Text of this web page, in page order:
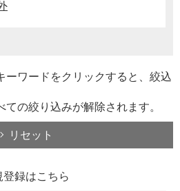
ーワードをクリックすると、絞込
の絞り込みが解除されます。
リセット
登録はこちら